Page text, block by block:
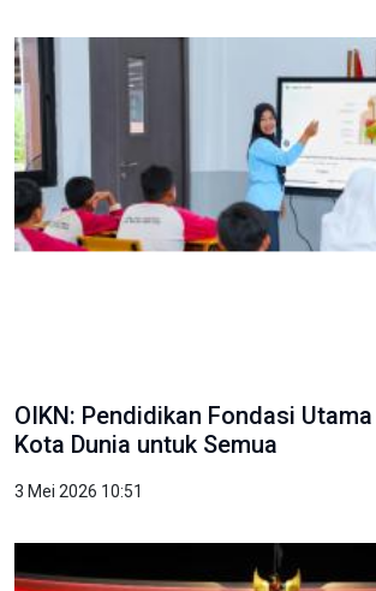
OIKN: Pendidikan Fondasi
Kota Dunia untuk Semua
3 Mei 2026 10:51